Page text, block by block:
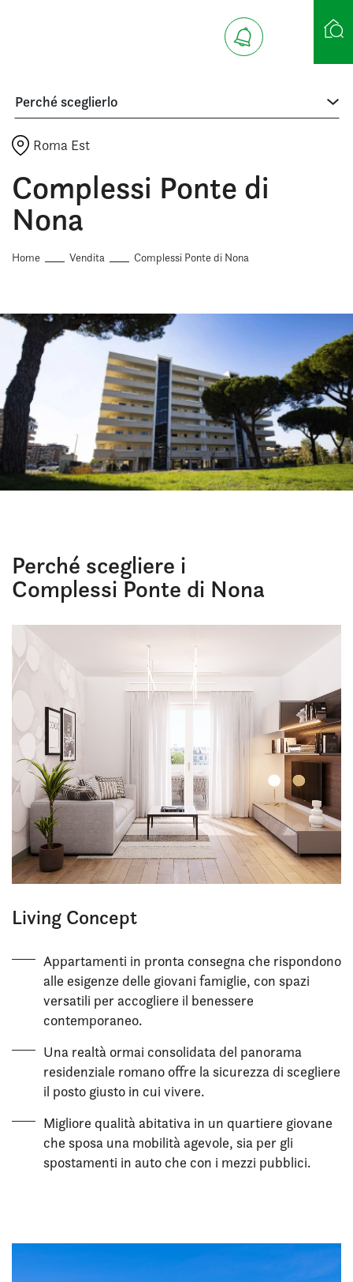
Ricerca case
Perché sceglierlo
Roma Est
Complessi Ponte di
Nona
Home Vendita Complessi Ponte di Nona
Perché scegliere i
Complessi Ponte di Nona
Living Concept
Appartamenti in pronta consegna che rispondono
alle esigenze delle giovani famiglie, con spazi
versatili per accogliere il benessere
contemporaneo.
Una realtà ormai consolidata del panorama
residenziale romano offre la sicurezza di scegliere
il posto giusto in cui vivere.
Migliore qualità abitativa in un quartiere giovane
che sposa una mobilità agevole, sia per gli
spostamenti in auto che con i mezzi pubblici.